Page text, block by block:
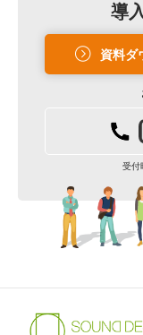
導
資料ダ
受付